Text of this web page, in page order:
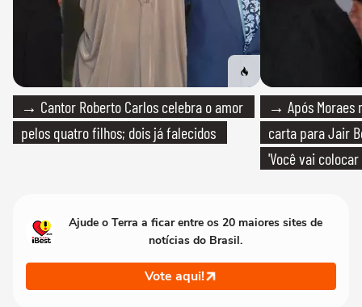
→ Cantor Roberto Carlos celebra o amor
pelos quatro filhos; dois já falecidos
→ Após Moraes
carta para Jair
'Você vai
Ajude o Terra a ficar entre os 20 maiores sites de
notícias do Brasil.
Vote aqui!